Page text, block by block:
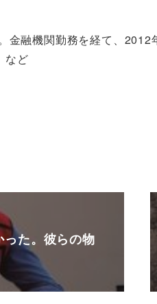
金融機関勤務を経て、
など
った。彼らの物